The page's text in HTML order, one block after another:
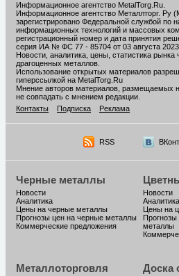
Информационное агентство MetalTorg.Ru
Информационное агентство Металлторг. Ру
зарегистрировано Федеральной службой по
информационных технологий и массовых
регистрационный номер и дата принятия
серия ИА № ФС 77 - 85704 от 03 августа 2023
Новости, аналитика, цены, статистика
драгоценных металлов.
Использование открытых материалов
гиперссылкой на MetalTorg.Ru
Мнение авторов материалов, размещаемых
не совпадать с мнением редакции.
Контакты
Подписка Реклама
RSS
Черные металлы
Новости
Аналитика
Цены на черные металлы
Прогнозы цен на черные металлы
Коммерческие предложения
Новости
Аналитика
Цены на
Прогнозы
металлы
Металлоторговля Доска